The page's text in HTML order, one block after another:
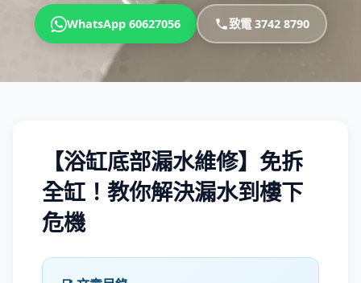
WhatsApp 60627056 致電 3742 8790
【浴缸底部漏水維修】免拆
全缸！教你解決漏水到樓下
危機